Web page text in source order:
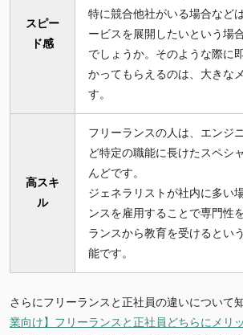
スピー
ド感
特に競合他社がいる場合など
ービスを展開したいという場
でしょうか。そのような際に
かってもらえるのは、大きな
す。
高スキ
ル
フリーランスの人は、エンジ
ど特定の職能に長けたスペシ
んどです。
ジェネラリストが社内に多い
ンスを雇用することで専門性
ランスから教育を受けるとい
能です。
さらにフリーランスと正社員の違いについて
業向け】フリーランスと正社員どちらにメリ